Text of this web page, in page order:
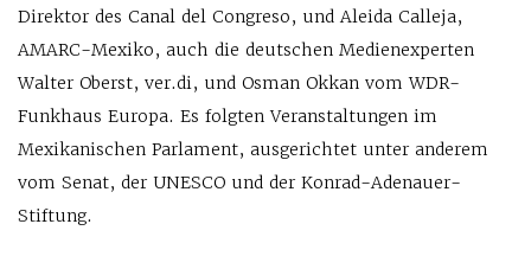
Direktor des Canal del Congreso, und Aleida Calleja,
AMARC-Mexiko, auch die deutschen Medienexperten
Walter Oberst, ver.di, und Osman Okkan vom WDR-
Funkhaus Europa. Es folgten Veranstaltungen im
Mexikanischen Parlament, ausgerichtet unter anderem
vom Senat, der UNESCO und der Konrad-Adenauer-
Stiftung.